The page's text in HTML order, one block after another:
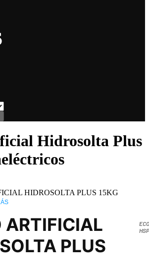
Hidrosolta Plus
HIDROSOLTA PLUS 15KG
ARTIFICIAL
PLUS